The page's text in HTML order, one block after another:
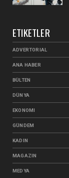
ETIKETLER
ADVERTORIAL
ANA HABER
BÜLTEN
DÜNYA
EKONOMI
GÜNDEM
KADIN
MAGAZIN
MEDYA